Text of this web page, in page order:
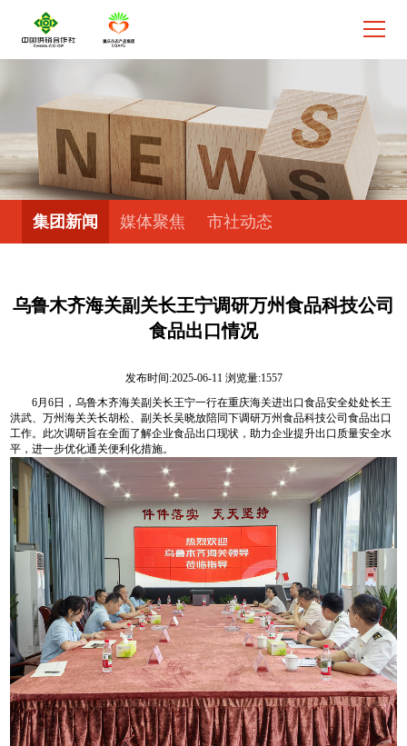
集团新闻 媒体聚焦 市社动态
乌鲁木齐海关副关长王宁调研万州食品科技公司
食品出口情况
发布时间:2025-06-11 浏览量:1557
6月6日，乌鲁木齐海关副关长王宁一行在重庆海关进出口食品安全处处长王
洪武、万州海关关长胡松、副关长吴晓放陪同下调研万州食品科技公司食品出口
工作。此次调研旨在全面了解企业食品出口现状，助力企业提升出口质量安全水
平，进一步优化通关便利化措施。